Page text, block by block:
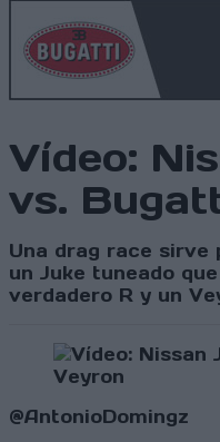
Vídeo:
vs.
Una drag race sirve
un Juke tuneado
verdadero R y un
@AntonioDomingz